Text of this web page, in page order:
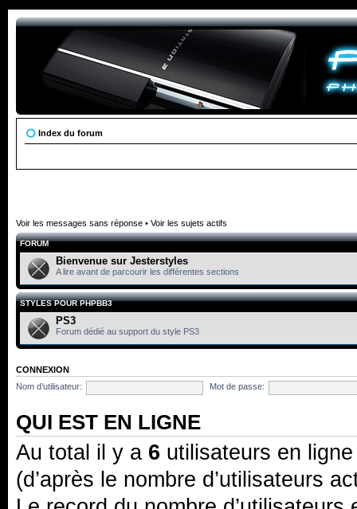
Index du forum
Voir les messages sans réponse • Voir les sujets actifs
FORUM
Bienvenue sur Jesterstyles
A lire avant de parcourir les différentes sections
STYLES POUR PHPBB3
PS3
Forum dédié au support du style PS3
CONNEXION
Nom d’utilisateur:
Mot de passe:
QUI EST EN LIGNE
Au total il y a 6 utilisateurs en
(d’après le nombre d’utilisateurs